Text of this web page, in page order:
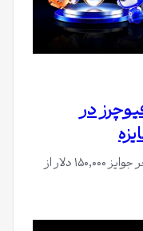
در
توبیت چالش ربات گرید فیوچرز را با استخر جوایز ۱۵۰,۰۰۰ دلار از